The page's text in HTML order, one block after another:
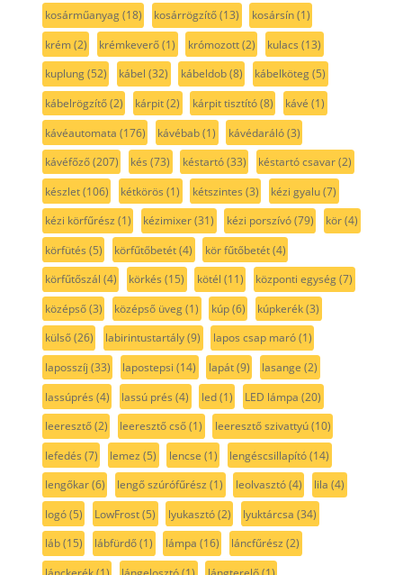
kosárműanyag(18) kosárrögzítő(13) kosársín(1)
krém(2) krémkeverő(1) krómozott(2) kulacs (13)
kuplung(52) kábel (32) kábeldob(8) kábelköteg(5)
kábelrögzítő(2) kárpit(2) kárpit tisztító(8) kávé (1)
kávéautomata (176) kávébab(1) kávédaráló(3)
kávéfőző(207) kés (73) késtartó(33) késtartó csavar(2)
készlet(106) kétkörös (1) kétszintes (3) kézi gyalu(7)
kézi körfűrész (1) kézimixer(31) kézi porszívó(79) kör(4)
körfütés (5) körfűtőbetét(4) kör fűtőbetét(4)
körfűtőszál (4) körkés (15) kötél (11) központi egység(7)
középső(3) középső üveg(1) kúp(6) kúpkerék(3)
külső(26) labirintustartály(9) lapos csap maró(1)
laposszíj (33) lapostepsi (14) lapát(9) lasange (2)
lassúprés (4) lassú prés (4) led(1) LED lámpa (20)
leeresztő(2) leeresztő cső(1) leeresztő szivattyú(10)
lefedés (7) lemez (5) lencse (1) lengéscsillapító(14)
lengőkar(6) lengő szúrófűrész (1) leolvasztó(4) lila (4)
logó(5) LowFrost(5) lyukasztó(2) lyuktárcsa (34)
láb(15) lábfürdő(1) lámpa (16) láncfűrész (2)